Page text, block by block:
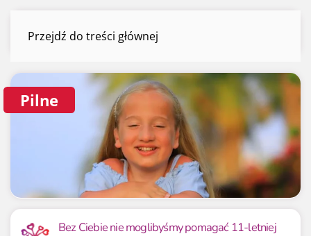
Przejdź do treści głównejKasia Kośmider
Pilne
Mamy już
214 453.79 zł
Potrzebujemy
450 000 zł
Bez Ciebie nie moglibyśmy pomagać 11-letniej